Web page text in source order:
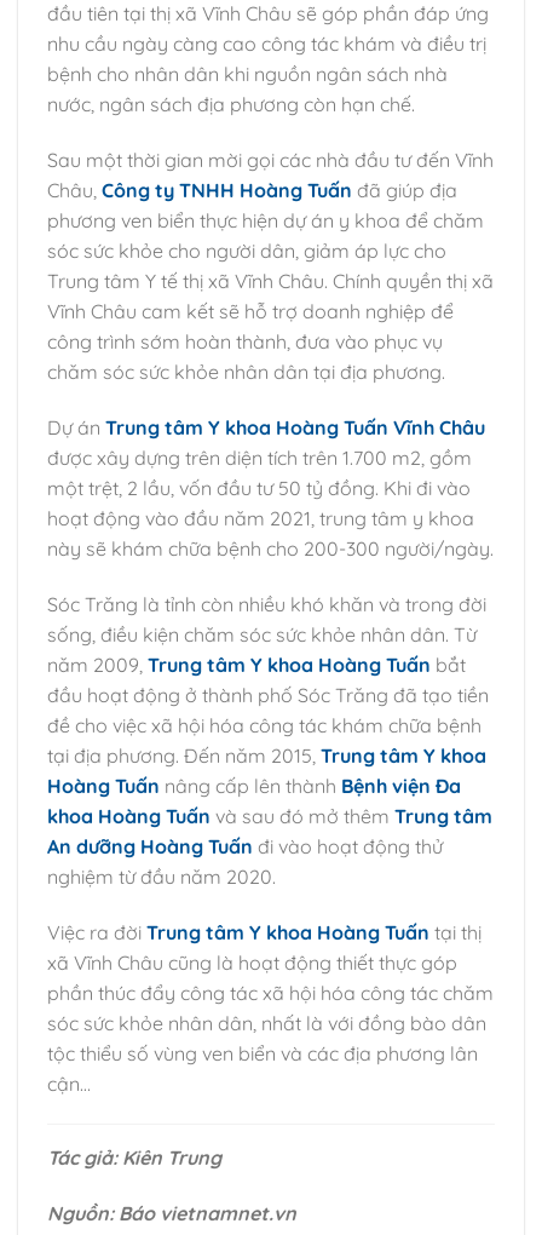
đầu tiên tại thị xã Vĩnh Châu sẽ góp phần đáp ứng
nhu cầu ngày càng cao công tác khám và điều trị
bệnh cho nhân dân khi nguồn ngân sách nhà
nước, ngân sách địa phương còn hạn chế.
Sau một thời gian mời gọi các nhà đầu tư đến Vĩnh
Châu, Công ty TNHH Hoàng Tuấn đã giúp địa
phương ven biển thực hiện dự án y khoa để chăm
sóc sức khỏe cho người dân, giảm áp lực cho
Trung tâm Y tế thị xã Vĩnh Châu. Chính quyền thị xã
Vĩnh Châu cam kết sẽ hỗ trợ doanh nghiệp để
công trình sớm hoàn thành, đưa vào phục vụ
chăm sóc sức khỏe nhân dân tại địa phương.
Dự án Trung tâm Y khoa Hoàng Tuấn Vĩnh Châu
được xây dựng trên diện tích trên 1.700 m2, gồm
một trệt, 2 lầu, vốn đầu tư 50 tỷ đồng. Khi đi vào
hoạt động vào đầu năm 2021, trung tâm y khoa
này sẽ khám chữa bệnh cho 200-300 người/ngày.
Sóc Trăng là tỉnh còn nhiều khó khăn và trong đời
sống, điều kiện chăm sóc sức khỏe nhân dân. Từ
năm 2009, Trung tâm Y khoa Hoàng Tuấn bắt
đầu hoạt động ở thành phố Sóc Trăng đã tạo tiền
đề cho việc xã hội hóa công tác khám chữa bệnh
tại địa phương. Đến năm 2015, Trung tâm Y khoa
Hoàng Tuấn nâng cấp lên thành Bệnh viện Đa
khoa Hoàng Tuấn và sau đó mở thêm Trung tâm
An dưỡng Hoàng Tuấn đi vào hoạt động thử
nghiệm từ đầu năm 2020.
Việc ra đời Trung tâm Y khoa Hoàng Tuấn tại thị
xã Vĩnh Châu cũng là hoạt động thiết thực góp
phần thúc đẩy công tác xã hội hóa công tác chăm
sóc sức khỏe nhân dân, nhất là với đồng bào dân
tộc thiểu số vùng ven biển và các địa phương lân
cận…
Tác giả: Kiên Trung
Nguồn: Báo vietnamnet.vn